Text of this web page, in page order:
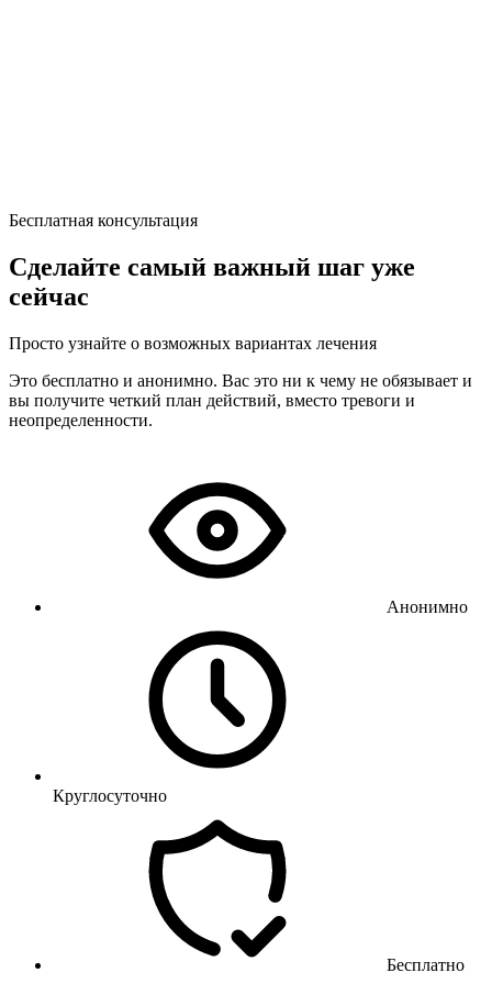
Бесплатная консультация
Сделайте самый важный шаг уже
сейчас
Просто узнайте о возможных вариантах лечения
Это бесплатно и анонимно. Вас это ни к чему не обязывает и
вы получите четкий план действий, вместо тревоги и
неопределенности.
Анонимно
Круглосуточно
Бесплатно